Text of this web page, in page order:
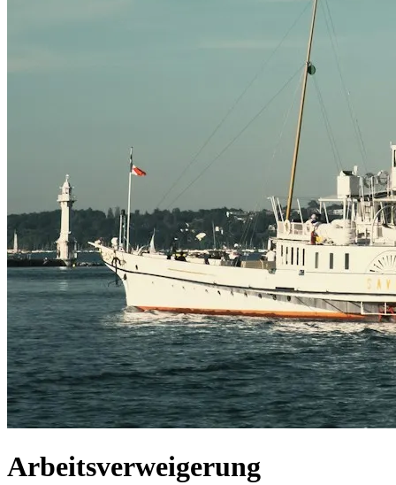
Arbeitsverweigerung